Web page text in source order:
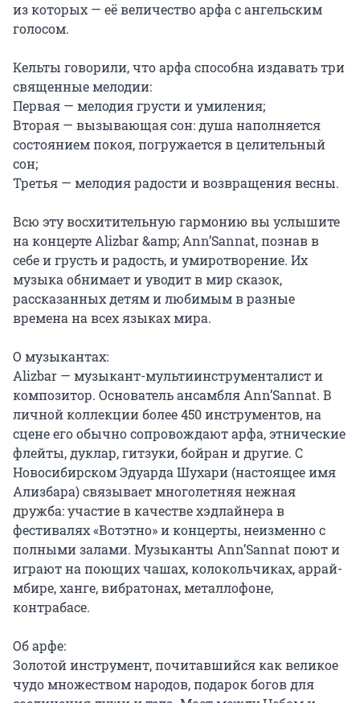
из которых — её величество арфа с ангельским
голосом.
Кельты говорили, что арфа способна издавать три
священные мелодии:
Первая — мелодия грусти и умиления;
Вторая — вызывающая сон: душа наполняется
состоянием покоя, погружается в целительный
сон;
Третья — мелодия радости и возвращения весны.
Всю эту восхитительную гармонию вы услышите
на концерте Alizbar &amp; Ann’Sannat, познав в
себе и грусть и радость, и умиротворение. Их
музыка обнимает и уводит в мир сказок,
рассказанных детям и любимым в разные
времена на всех языках мира.
О музыкантах:
Alizbar — музыкант-мультиинструменталист и
композитор. Основатель ансамбля Ann’Sannat. В
личной коллекции более 450 инструментов, на
сцене его обычно сопровождают арфа, этнические
флейты, дуклар, гитзуки, бойран и другие. С
Новосибирском Эдуарда Шухари (настоящее имя
Ализбара) связывает многолетняя нежная
дружба: участие в качестве хэдлайнера в
фестивалях «Вотэтно» и концерты, неизменно с
полными залами. Музыканты Ann’Sannat поют и
играют на поющих чашах, колокольчиках, аррай-
мбире, ханге, вибратонах, металлофоне,
контрабасе.
Об арфе:
Золотой инструмент, почитавшийся как великое
чудо множеством народов, подарок богов для